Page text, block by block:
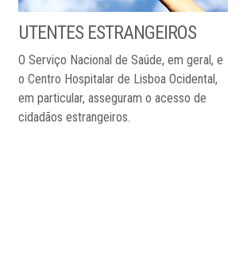
UTENTES ESTRANGEIROS
O Serviço Nacional de Saúde, em geral, e
o Centro Hospitalar de Lisboa Ocidental,
em particular, asseguram o acesso de
cidadãos estrangeiros.